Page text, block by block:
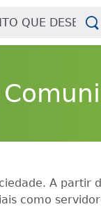
A partir
como